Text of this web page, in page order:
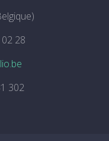
28
302